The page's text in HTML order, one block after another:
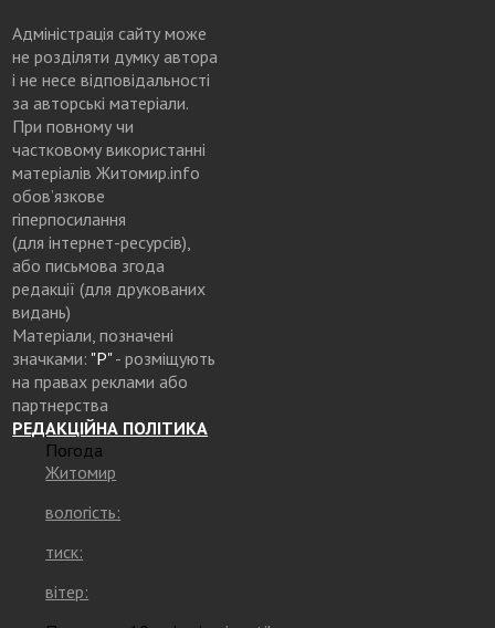
Адміністрація сайту може
не розділяти думку автора
і не несе відповідальності
за авторські матеріали.
При повному чи
частковому використанні
матеріалів Житомир.info
обов’язкове
гіперпосилання
(для інтернет-ресурсів),
або письмова згода
редакції (для друкованих
видань)
Матеріали, позначені
значками: "Р"- розміщують
на правах реклами або
партнерства
РЕДАКЦІЙНА ПОЛІТИКА
Погода
Житомир
вологість:
тиск:
вітер: